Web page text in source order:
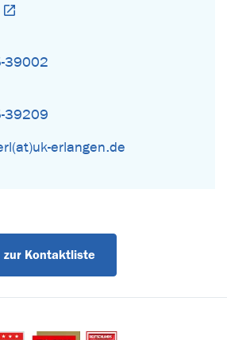
39002
39209
erlangen.de
zur Kontaktliste